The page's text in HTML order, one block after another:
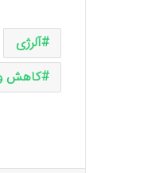
آلرژی
کاهش